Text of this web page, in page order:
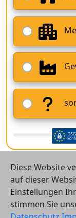
© 2026
Diese Website
auf dieser
Einstellungen
stimmen Sie